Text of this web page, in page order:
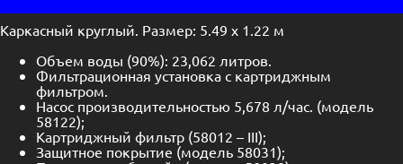
Каркасный круглый. Размер: 5.49 х 1.22 м
Объем воды (90%): 23,062 литров.
Фильтрационная установка с картриджным
фильтром.
Насос производительностью 5,678 л/час. (модель
58122);
Картриджный фильтр (58012 – III);
Защитное покрытие (модель 58031);